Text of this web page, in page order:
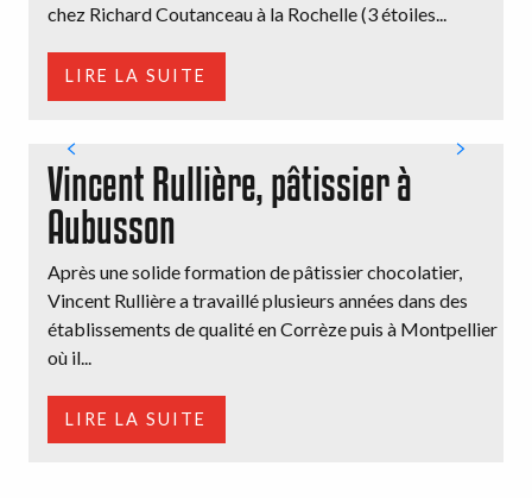
chez Richard Coutanceau à la Rochelle (3 étoiles...
LIRE LA SUITE
Vincent Rullière, pâtissier à
Aubusson
Après une solide formation de pâtissier chocolatier,
Vincent Rullière a travaillé plusieurs années dans des
établissements de qualité en Corrèze puis à Montpellier
où il...
LIRE LA SUITE